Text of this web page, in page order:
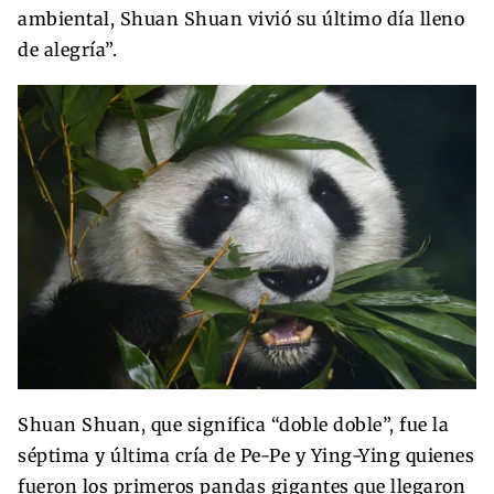
ambiental, Shuan Shuan vivió su último día lleno
de alegría”.
Shuan Shuan, que significa “doble doble”, fue la
séptima y última cría de Pe-Pe y Ying-Ying quienes
fueron los primeros pandas gigantes que llegaron